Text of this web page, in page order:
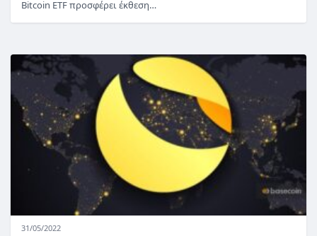
Bitcoin ETF προσφέρει έκθεση…
31/05/2022